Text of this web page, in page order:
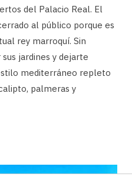
del Palacio Real. El
al público porque es
rey marroquí. Sin
jardines y dejarte
mediterráneo repleto
palmeras y